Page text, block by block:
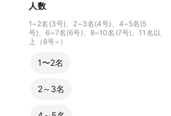
人数
1~2名(3号)、2~3名(4号)、4~5名(5
号)、6~7名(6号)、8~10名(7号)、11名以
上（8号~）
1〜2名
2～3名